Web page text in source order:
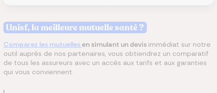
Unisf, la meilleure mutuelle santé ?
Comparez les mutuelles en simulant un devis immédiat sur notre
outil auprès de nos partenaires, vous obtiendrez un comparatif
de tous les assureurs avec un accès aux tarifs et aux garanties
qui vous conviennent.